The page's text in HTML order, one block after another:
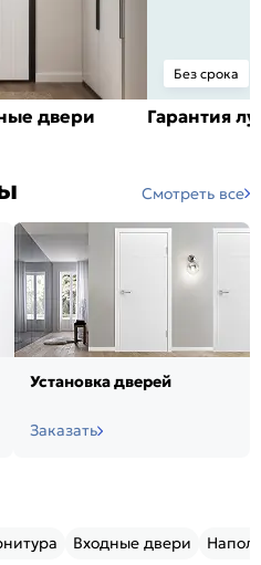
двери
Без срока
Гарантия
Смотреть все
Установка дверей
Заказать
Входные двери